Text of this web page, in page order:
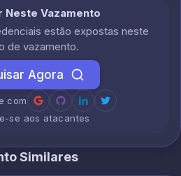
Neste Vazamento
estão expostas neste
de vazamento.
Agora
com
se aos atacantes
Similares